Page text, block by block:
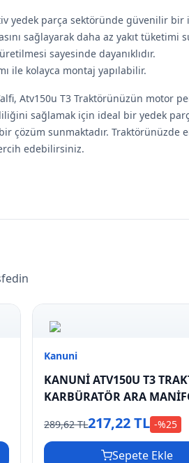
yedek parça sektöründe güvenilir bir
sağlayarak daha az yakıt tüketimi
sayesinde dayanıklıdır.
ile kolayca montaj yapılabilir.
Atv150u T3 Traktörünüzün motor
sağlamak için ideal bir yedek
çözüm sunmaktadır. Traktörünüzde
edebilirsiniz.
Kanuni
KANUNİ ATV150U T3
KARBÜRATÖR ARA
289,62 TL217,22 TL -%25
Sepete Ekle